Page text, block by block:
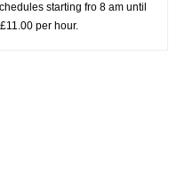
starting fro 8 am until
per hour.